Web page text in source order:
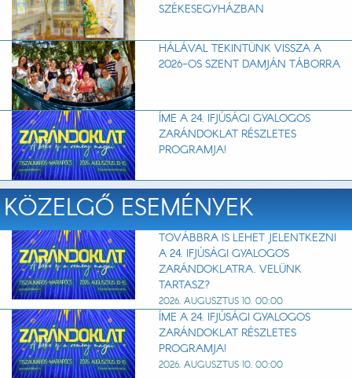
SZÉKESEGYHÁZBAN
HÁLÁVAL TEKINTÜNK VISSZA A
2026-OS SZENT DAMJÁN TÁBORRA
ÍME A 24. IFJÚSÁGI GYALOGOS
ZARÁNDOKLAT RÉSZLETES
PROGRAMJA!
KÖZELGŐ ESEMÉNYEK
TOVÁBBRA IS LEHET JELENTKEZNI
A 24. IFJÚSÁGI GYALOGOS
ZARÁNDOKLATRA. VELÜNK
TARTASZ?
2026. AUGUSZTUS 10. 00:00
ÍME A 24. IFJÚSÁGI GYALOGOS
ZARÁNDOKLAT RÉSZLETES
PROGRAMJA!
2026. AUGUSZTUS 10. 00:00